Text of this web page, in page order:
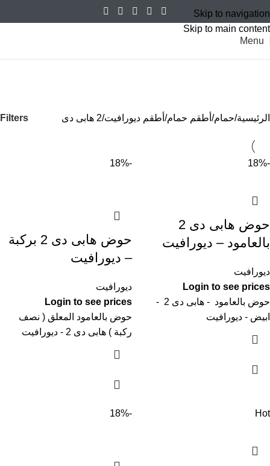
Skip to navigation
Skip to main content
Menu
الرئيسية حمام أطقم حمام أطقم ديورافيت 2 هابى دى Filters
-18%
حوض هابى دى 2
بالعامود – ديورافيت
ديورافيت
Login to see prices
حوض بالعامود - هابى دى 2 -
ابيض - ديورافيت
-18%
حوض هابى دى 2 بركبة
– ديورافيت
ديورافيت
Login to see prices
حوض بالعامود المعلق ( نصف
ركبة ) هابى دى 2 - ديورافيت
Hot
-18%